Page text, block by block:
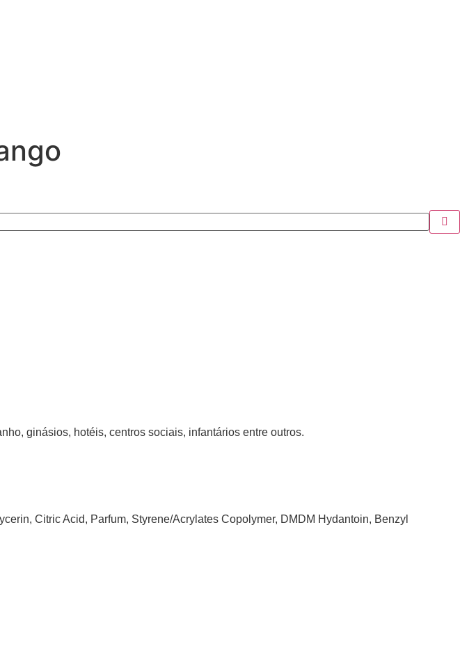
ginásios, hotéis, centros sociais, infantários entre outros.
Citric Acid, Parfum, Styrene/Acrylates Copolymer, DMDM Hydantoin, Benzyl